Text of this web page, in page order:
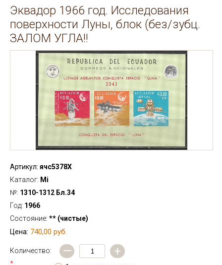
Эквадор 1966 год. Исследования
поверхности Луны, блок (без/зубц.
ЗАЛОМ УГЛА!!
Артикул: ячс5378Х
Каталог: Mi
№: 1310-1312 Бл.34
Год: 1966
Состояние: ** (чистые)
Цена: 740,00 руб.
Количество:
— +